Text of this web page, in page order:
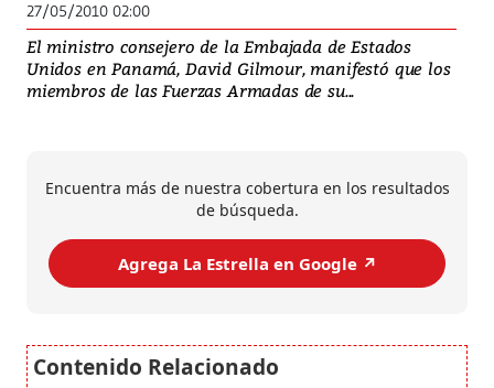
27/05/2010 02:00
El ministro consejero de la Embajada de Estados
Unidos en Panamá, David Gilmour, manifestó que los
miembros de las Fuerzas Armadas de su...
Encuentra más de nuestra cobertura en los resultados
de búsqueda.
Agrega La Estrella en Google ↗️